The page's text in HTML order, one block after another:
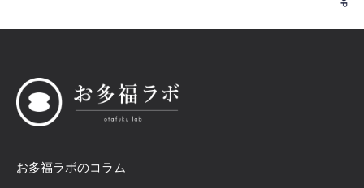
お多福ラボのコラム